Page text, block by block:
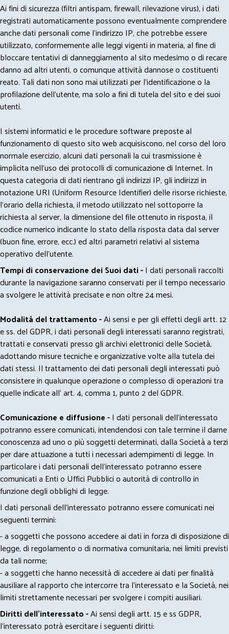
Ai fini di sicurezza (filtri antispam, firewall, rilevazione virus), i dati
registrati automaticamente possono eventualmente comprendere
anche dati personali come l'indirizzo IP, che potrebbe essere
utilizzato, conformemente alle leggi vigenti in materia, al fine di
bloccare tentativi di danneggiamento al sito medesimo o di recare
danno ad altri utenti, o comunque attività dannose o costituenti
reato. Tali dati non sono mai utilizzati per l'identificazione o la
profilazione dell'utente, ma solo a fini di tutela del sito e dei suoi
utenti.
I sistemi informatici e le procedure software preposte al
funzionamento di questo sito web acquisiscono, nel corso del loro
normale esercizio, alcuni dati personali la cui trasmissione è
implicita nell'uso dei protocolli di comunicazione di Internet. In
questa categoria di dati rientrano gli indirizzi IP, gli indirizzi in
notazione URI (Uniform Resource Identifier) delle risorse richieste,
l'orario della richiesta, il metodo utilizzato nel sottoporre la
richiesta al server, la dimensione del file ottenuto in risposta, il
codice numerico indicante lo stato della risposta data dal server
(buon fine, errore, ecc.) ed altri parametri relativi al sistema
operativo dell'utente.
Tempi di conservazione dei Suoi dati -I dati personali raccolti
durante la navigazione saranno conservati per il tempo necessario
a svolgere le attività precisate e non oltre 24 mesi.
Modalità del trattamento -Ai sensi e per gli effetti degli artt. 12
e ss. del GDPR, i dati personali degli interessati saranno registrati,
trattati e conservati presso gli archivi elettronici delle Società,
adottando misure tecniche e organizzative volte alla tutela dei
dati stessi. Il trattamento dei dati personali degli interessati può
consistere in qualunque operazione o complesso di operazioni tra
quelle indicate all' art. 4, comma 1, punto 2 del GDPR.
Comunicazione e diffusione -I dati personali dell’interessato
potranno essere comunicati, intendendosi con tale termine il darne
conoscenza ad uno o più soggetti determinati, dalla Società a terzi
per dare attuazione a tutti i necessari adempimenti di legge. In
particolare i dati personali dell’interessato potranno essere
comunicati a Enti o Uffici Pubblici o autorità di controllo in
funzione degli obblighi di legge.
I dati personali dell’interessato potranno essere comunicati nei
seguenti termini:
- a soggetti che possono accedere ai dati in forza di disposizione di
legge, di regolamento o di normativa comunitaria, nei limiti previsti
da tali norme;
- a soggetti che hanno necessità di accedere ai dati per finalità
ausiliare al rapporto che intercorre tra l’interessato e la Società, nei
limiti strettamente necessari per svolgere i compiti ausiliari.
Diritti dell’interessato -Ai sensi degli artt. 15 e ss GDPR,
l’interessato potrà esercitare i seguenti diritti: